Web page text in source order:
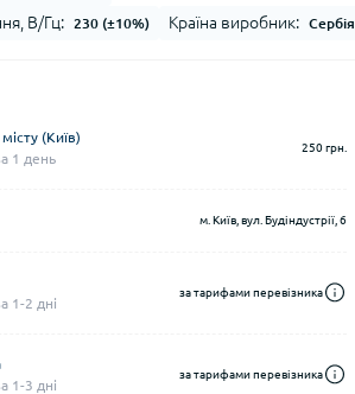
В/Гц: 230 (±10%) Країна виробник: Сербія
(Київ)
1 день
250 грн.
м. Київ, вул. Будіндустрії, 6
1-2 дні
за тарифами перевізника
1-3 дні
за тарифами перевізника